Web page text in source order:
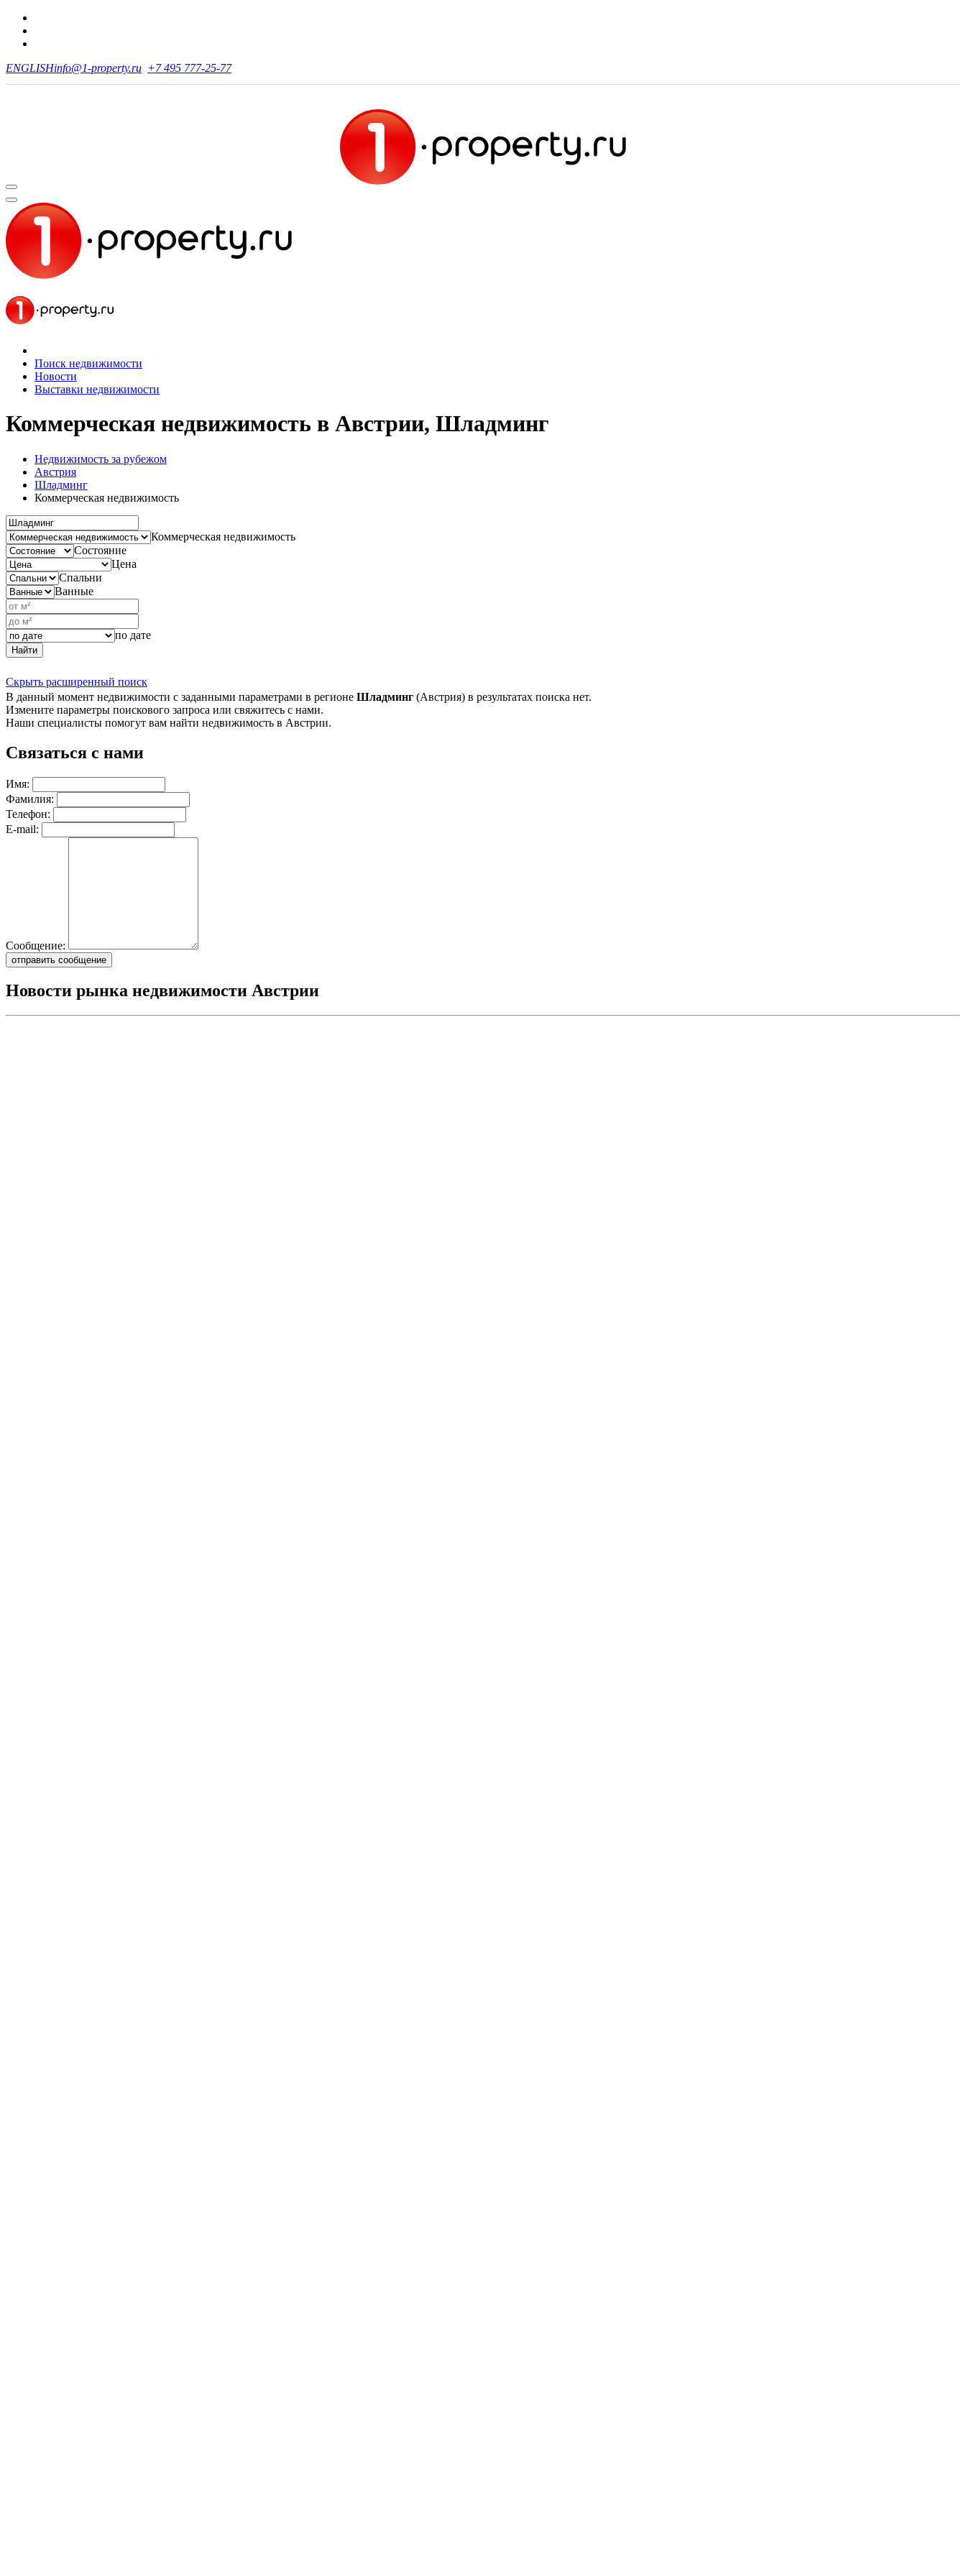
ENGLISHinfo@1-property.ru +7 495 777-25-77
Поиск недвижимости
Новости
Выставки недвижимости
Коммерческая недвижимость в Австрии, Шладминг
Недвижимость за рубежом
Австрия
Шладминг
Коммерческая недвижимость
Коммерческая недвижимость
Состояние
Цена
Спальни
Ванные
по дате
Найти
Скрыть расширенный поиск
В данный момент недвижимости с заданными параметрами в регионе Шладминг (Австрия) в результатах поиска нет.
Измените параметры поискового запроса или свяжитесь с нами.
Наши специалисты помогут вам найти недвижимость в Австрии.
Связаться с нами
Имя:
Фамилия:
Телефон:
E-mail:
Сообщение:
отправить сообщение
Новости рынка недвижимости Австрии